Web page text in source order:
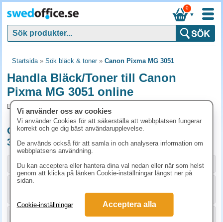
▼
0
Startsida» Sök bläck & toner» Canon Pixma MG 3051
Handla Bläck/Toner till Canon
Pixma MG 3051 online
Bläck/Toner och tillbehör som passar till Canon Pixma MG 3051
Originalprodukter till Canon Pixma MG
3051
Storlek / info Art.nr
Vi använder oss av cookies
Vi använder Cookies för att säkerställa att webbplatsen fungerar
korrekt och ge dig bäst användarupplevelse.
De används också för att samla in och analysera information om
webbplatsens användning.
Du kan acceptera eller hantera dina val nedan eller när som helst
genom att klicka på länken Cookie-inställningar längst ner på
sidan.
Cookie-inställningar Acceptera alla